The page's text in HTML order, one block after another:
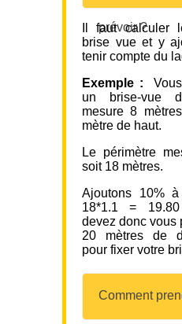
prévoir ?
Il faut calculer
brise vue et y
tenir compte du
Exemple :
un brise-vue
mesure 8
mètre de haut.
Le périmètre
soit 18 mètres.
Ajoutons 10%
18*1.1 =
devez donc vous
20 mètres de
pour fixer votre
Comment